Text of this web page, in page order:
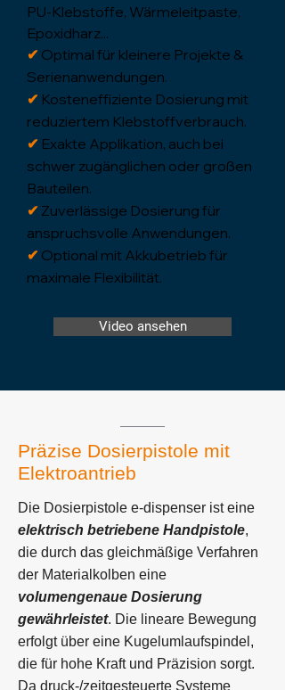
PU-Klebstoffe, Wärmeleitpaste,
Epoxidharz...
✔ Optimal für kleinere Projekte &
Serienanwendungen.
✔ Kosteneffiziente Dosierung mit
reduziertem Klebstoffverbrauch.
✔ Exakte Applikation, auch bei
schwer zugänglichen oder großen
Bauteilen.
✔ Zuverlässige Dosierung für
anspruchsvolle Anwendungen.
✔ Optional mit Akkubetrieb für
maximale Flexibilität.
Video ansehen
Präzise Dosierpistole mit
Elektroantrieb
Die Dosierpistole e-dispenser ist eine
elektrisch betriebene Handpistole,
die durch das gleichmäßige Verfahren
der Materialkolben eine
volumengenaue Dosierung
gewährleistet. Die lineare Bewegung
erfolgt über eine Kugelumlaufspindel,
die für hohe Kraft und Präzision sorgt.
Da druck-/zeitgesteuerte Systeme